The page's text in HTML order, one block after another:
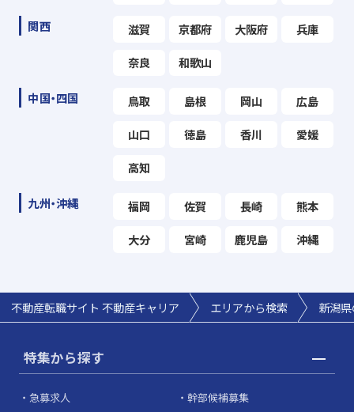
関西 滋賀 京都府 大阪府 兵庫
奈良 和歌山
中国・四国 鳥取 島根 岡山 広島
山口 徳島 香川 愛媛
高知
九州・沖縄 福岡 佐賀 長崎 熊本
大分 宮崎 鹿児島 沖縄
不動産転職サイト 不動産キャリア エリアから検索 新潟
特集から探す
急募求人
幹部候補募集